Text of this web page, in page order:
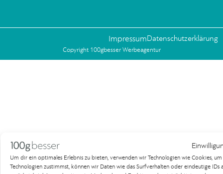
Um dir ein optimales Erlebnis zu bieten, verwenden wir Technologien wie Cookies,
Technologien zustimmst, können wir Daten wie das Surfverhalten oder eindeutige
Copyright 100gbesser Werbeagentur
Datenschutzerklärung
Impressum